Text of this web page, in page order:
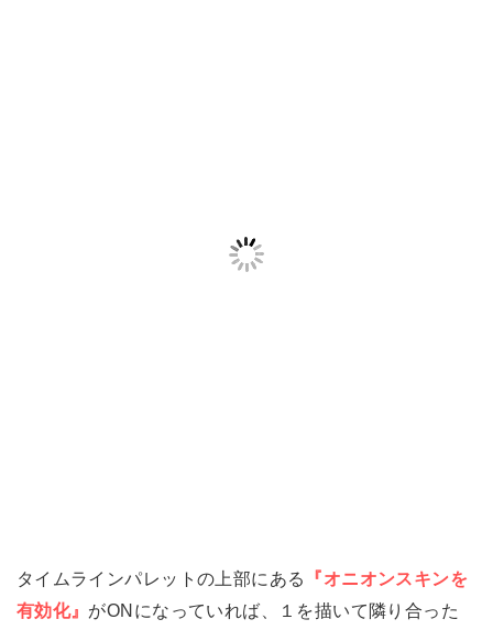
タイムラインパレットの上部にある
『オニオンスキンを
有効化』 がONになっていれば、１を描いて隣り合った